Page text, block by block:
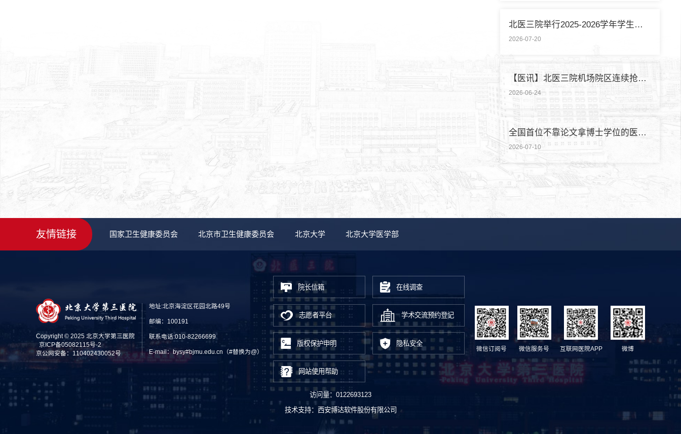
北医三院举行2025-2026学年学生暑期社会实践启动仪式
2026-07-20
【医讯】北医三院机场院区连续抢救两名致死性肺栓塞外籍旅客
2026-06-24
全国首位不靠论文拿博士学位的医学领域研究生通过答辩
2026-07-10
友情链接 国家卫生健康委员会 北京市卫生健康委员会 北京大学 北京大学医学部
Copyright © 2025 北京大学第三医院
京ICP备05082115号-2
京公网安备：110402430052号
地址:北京海淀区花园北路49号
邮编：100191
联系电话:010-82266699
E-mail：bysy#bjmu.edu.cn（#替换为@）
院长信箱 在线调查
志愿者平台 学术交流预约登记
版权保护申明 隐私安全
网站使用帮助
微信订阅号 微信服务号 互联网医院APP 微博
访问量： 0122693123
技术支持： 西安博达软件股份有限公司